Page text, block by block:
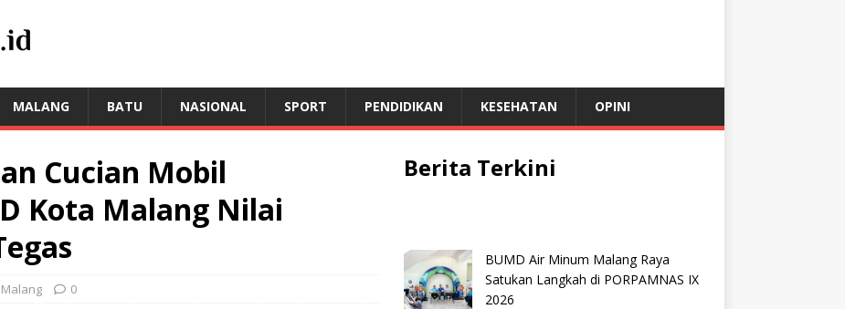
MALANG BATU NASIONAL SPORT PENDIDIKAN KESEHATAN OPINI
Cucian Mobil
Kota Malang Nilai
Malang 0
Berita Terkini
BUMD Air Minum Malang Raya
Satukan Langkah di PORPAMNAS IX
2026